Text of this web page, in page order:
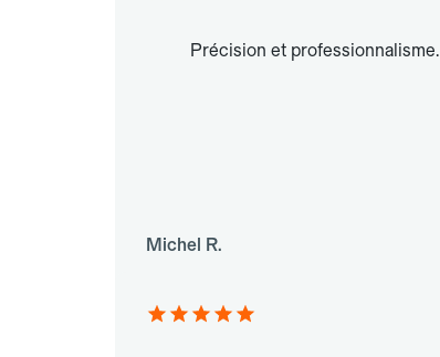
Précision et professionnalisme.
Michel R.